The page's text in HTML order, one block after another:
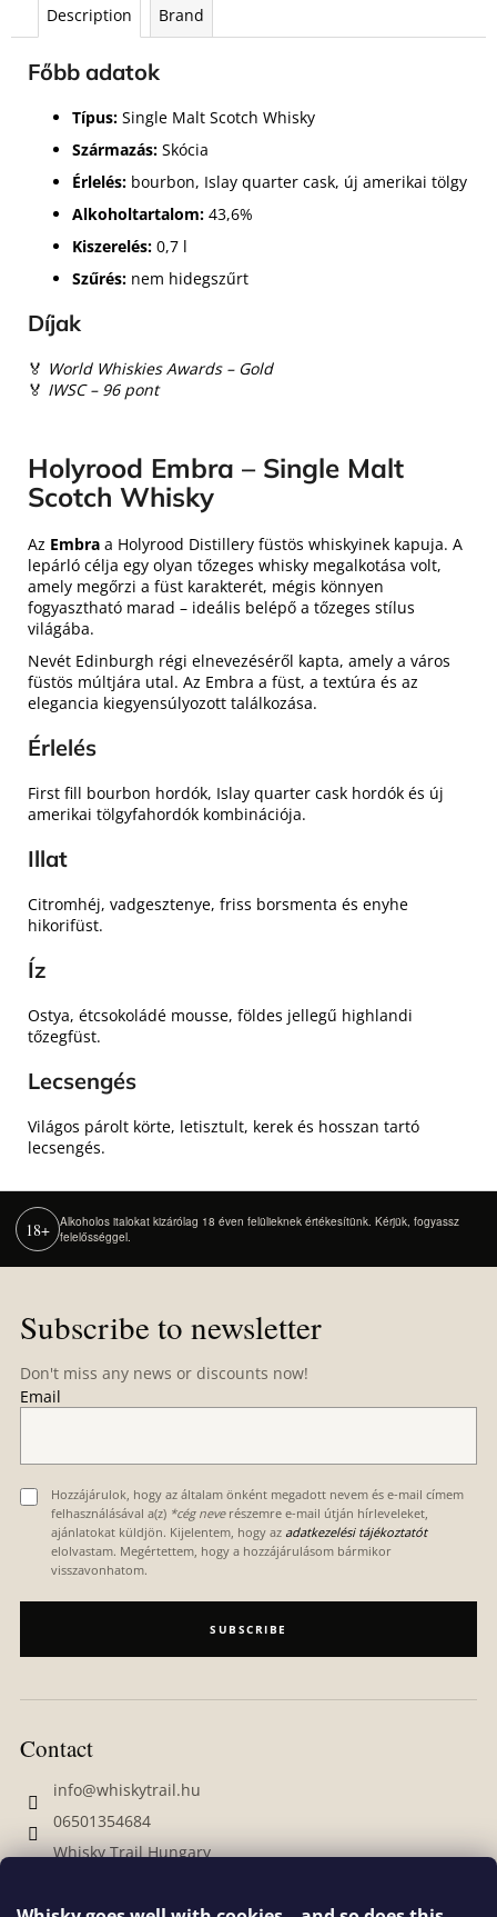
Description Brand
Főbb adatok
Típus: Single Malt Scotch Whisky
Származás: Skócia
Érlelés: bourbon, Islay quarter cask, új amerikai tölgy
Alkoholtartalom: 43,6%
Kiszerelés: 0,7 l
Szűrés: nem hidegszűrt
Díjak
🏅 World Whiskies Awards – Gold
🏅 IWSC – 96 pont
Holyrood Embra – Single Malt
Scotch Whisky
Az Embra a Holyrood Distillery füstös whiskyinek kapuja. A
lepárló célja egy olyan tőzeges whisky megalkotása volt,
amely megőrzi a füst karakterét, mégis könnyen
fogyasztható marad – ideális belépő a tőzeges stílus
világába.
Nevét Edinburgh régi elnevezéséről kapta, amely a város
füstös múltjára utal. Az Embra a füst, a textúra és az
elegancia kiegyensúlyozott találkozása.
Érlelés
First fill bourbon hordók, Islay quarter cask hordók és új
amerikai tölgyfahordók kombinációja.
Illat
Citromhéj, vadgesztenye, friss borsmenta és enyhe
hikorifüst.
Íz
Ostya, étcsokoládé mousse, földes jellegű highlandi
tőzegfüst.
Lecsengés
Világos párolt körte, letisztult, kerek és hosszan tartó
lecsengés.
18+
Alkoholos italokat kizárólag 18 éven felülieknek értékesítünk. Kérjük, fogyassz
felelősséggel.
Subscribe to newsletter
Don't miss any news or discounts now!
Email
Hozzájárulok, hogy az általam önként megadott nevem és e-mail címem
felhasználásával a(z) *cég neverészemre e-mail útján hírleveleket,
ajánlatokat küldjön. Kijelentem, hogy az adatkezelési tájékoztatót
elolvastam. Megértettem, hogy a hozzájárulásom bármikor
visszavonhatom.
SUBSCRIBE
Contact
info@whiskytrail.hu
06501354684
Whisky Trail Hungary